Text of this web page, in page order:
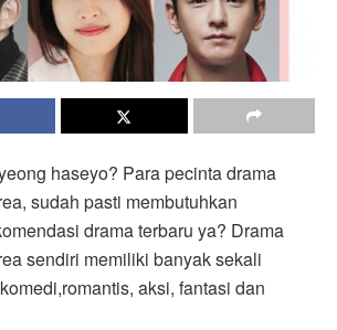
haseyo? Para pecinta drama
sudah pasti membutuhkan
drama terbaru ya? Drama
sendiri memiliki banyak sekali
aksi, fantasi dan